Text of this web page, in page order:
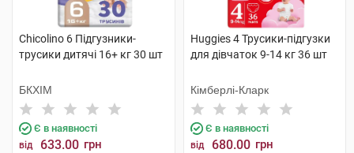
Chicolino 6 Підгузники-
трусики дитячі 16+ кг 30 шт
БКХІМ
Є в наявності
від 633.00 грн
Huggies 4 Трусики-підгузки
для дівчаток 9-14 кг 36 шт
Кімберлі-Кларк
Є в наявності
від 680.00 грн